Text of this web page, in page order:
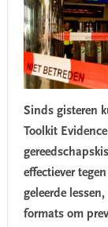
Sinds gisteren
Toolkit
effectiever
geleerde
formats om